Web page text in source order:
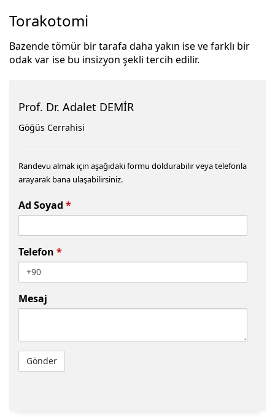
Torakotomi
Bazende tömür bir tarafa daha yakın ise ve farklı bir
odak var ise bu insizyon şekli tercih edilir.
Prof. Dr. Adalet DEMİR
Göğüs Cerrahisi
Randevu almak için aşağıdaki formu doldurabilir veya telefonla
arayarak bana ulaşabilirsiniz.
Ad Soyad *
Telefon *
Mesaj